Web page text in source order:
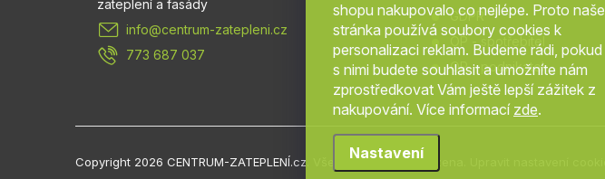
shopu nakupovalo co nejlépe. Proto naše
stránka používá soubory cookies k
personalizaci reklam. Budeme rádi, pokud
s nimi budete souhlasit a umožníte nám
zprostředkovat Vám ještě lepší zážitek z
nakupování. Více informací zde.
Nastavení
info@centrum-zatepleni.cz
773 687 037
GDPR
OP - spotřebitel
OP - podnikatel
Copyright 2026 CENTRUM-ZATEPLENÍ.cz . Všechna práva vyhrazena.